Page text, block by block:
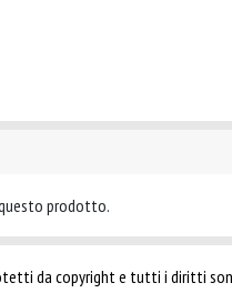
prodotto.
da copyright e tutti i diritti